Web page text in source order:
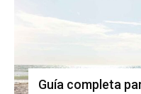
Guía completa